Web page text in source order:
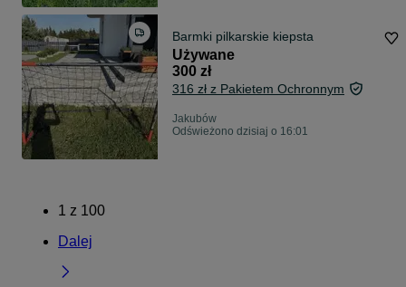
Barmki pilkarskie kiepsta
Używane
300 zł
316 zł z Pakietem Ochronnym
Jakubów
Odświeżono dzisiaj o 16:01
1 z 100
Dalej